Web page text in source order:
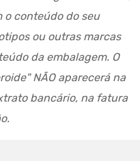
o conteúdo do seu
ou outras marcas
da embalagem. O
NÃO aparecerá na
bancário, na fatura